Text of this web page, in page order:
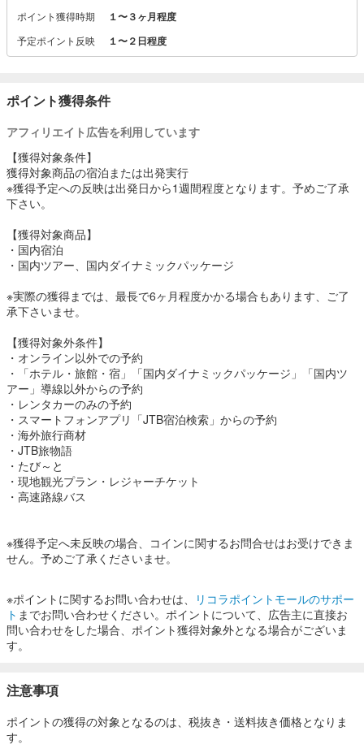
ポイント獲得時期 １〜３ヶ月程度
予定ポイント反映 １〜２日程度
ポイント獲得条件
アフィリエイト広告を利用しています
【獲得対象条件】
獲得対象商品の宿泊または出発実行
※獲得予定への反映は出発日から1週間程度となります。予めご了承
下さい。
【獲得対象商品】
・国内宿泊
・国内ツアー、国内ダイナミックパッケージ
※実際の獲得までは、最長で6ヶ月程度かかる場合もあります、ご了
承下さいませ。
【獲得対象外条件】
・オンライン以外での予約
・「ホテル・旅館・宿」「国内ダイナミックパッケージ」「国内ツ
アー」導線以外からの予約
・レンタカーのみの予約
・スマートフォンアプリ「JTB宿泊検索」からの予約
・海外旅行商材
・JTB旅物語
・たび～と
・現地観光プラン・レジャーチケット
・高速路線バス
※獲得予定へ未反映の場合、コインに関するお問合せはお受けできま
せん。予めご了承くださいませ。
※ポイントに関するお問い合わせは、
リコラポイントモールのサポー
ト までお問い合わせください。ポイントについて、広告主に直接お
問い合わせをした場合、ポイント獲得対象外となる場合がございま
す。
注意事項
ポイントの獲得の対象となるのは、税抜き・送料抜き価格となりま
す。